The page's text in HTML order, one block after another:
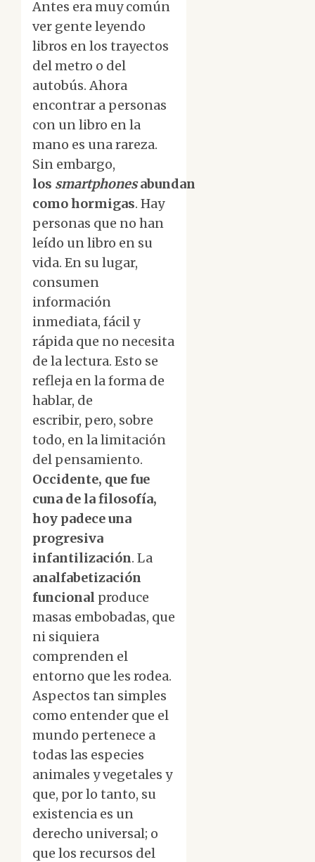
Antes era muy común
ver gente leyendo
libros en los trayectos
del metro o del
autobús. Ahora
encontrar a personas
con un libro en la
mano es una rareza.
Sin embargo,
los smartphonesabundan
como hormigas. Hay
personas que no han
leído un libro en su
vida. En su lugar,
consumen
información
inmediata, fácil y
rápida que no necesita
de la lectura. Esto se
refleja en la forma de
hablar, de
escribir, pero, sobre
todo, en la limitación
del pensamiento.
Occidente, que fue
cuna de la filosofía,
hoy padece una
progresiva
infantilización. La
analfabetización
funcional produce
masas embobadas, que
ni siquiera
comprenden el
entorno que les rodea.
Aspectos tan simples
como entender que el
mundo pertenece a
todas las especies
animales y vegetales y
que, por lo tanto, su
existencia es un
derecho universal; o
que los recursos del